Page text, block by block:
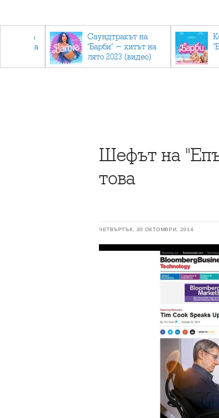
върна
мандата
Саундтракът на
"Барби" - хитът на
лято 2023 (видео)
Шефът на
това
ЧЕТВЪРТЪК, 30 ОКТОМВРИ, 2014